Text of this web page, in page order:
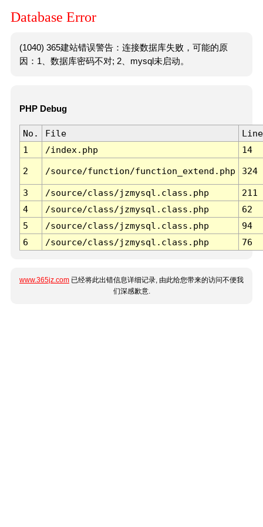
Database Error
(1040) 365建站错误警告：连接数据库失败，可能的原
因：1、数据库密码不对; 2、mysql未启动。
PHP Debug
No. File
Line
1
/index.php 14
2 /source/function/function_extend.php 324
3 /source/class/jzmysql.class.php
211
4
/source/class/jzmysql.class.php
62
5
/source/class/jzmysql.class.php
94
6
/source/class/jzmysql.class.php 76
www.365jz.com 已经将此出错信息详细记录, 由此给您带来的访问不便我
们深感歉意.